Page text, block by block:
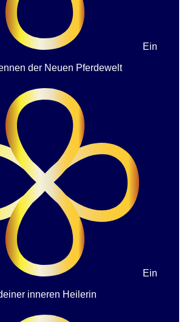
Ein
der Neuen Pferdewelt
Ein
inneren Heilerin